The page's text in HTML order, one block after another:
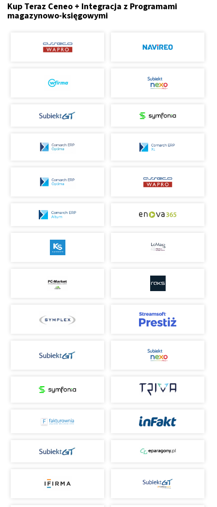
Kup Teraz Ceneo + Integracja z Programami
magazynowo-księgowymi